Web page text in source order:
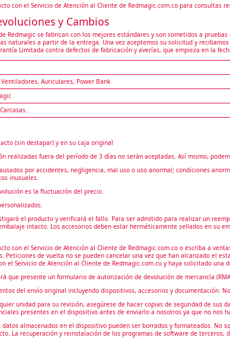
con el Servicio de Atención al Cliente de Redmagic.com.co para consultas
y Cambios
Redmagic se fabrican con los mejores estándares y son sometidos a
naturales a partir de la entrega. Una vez aceptemos su solicitud y
Limitada contra defectos de fabricación y averías, que empieza en la
Auriculares, Power Bank
(sin destapar) y en su caja original
realizadas fuera del período de 3 días no serán aceptadas. Así mismo,
por accidentes, negligencia, mal uso o uso anormal; condiciones
inusuales.
es la fluctuación del precio.
el producto y verificará el fallo. Para ser admitido para realizar un
intacto. Los accesorios deben estar herméticamente sellados en su
con el Servicio de Atención al Cliente de Redmagic.com.co o escriba a
Peticiones de vuelta no se pueden cancelar una vez que han alcanzado el
el Servicio de Atención al Cliente de Redmagic.com.co y haya solicitado una
que presente un formulario de autorización de devolución de mercancía
del envío original incluyendo dispositivos, accesorios y documentación.
unidad para su revisión, asegúrese de hacer copias de seguridad de
presentes en el dispositivo antes de enviarlo a nosotros ya que no nos
almacenados en el dispositivo pueden ser borrados y formateados.
La recuperación y reinstalación de los programas de software de terceros,